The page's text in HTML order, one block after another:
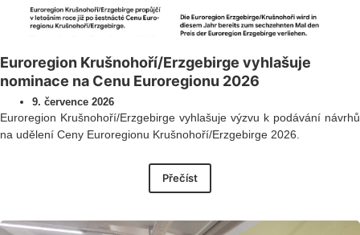
Euroregion Krušnohoří/Erzgebirge vyhlašuje
nominace na Cenu Euroregionu 2026
9. července 2026
Euroregion Krušnohoří/Erzgebirge vyhlašuje výzvu k podávání návrhů
na udělení Ceny Euroregionu Krušnohoří/Erzgebirge 2026.
Přečíst